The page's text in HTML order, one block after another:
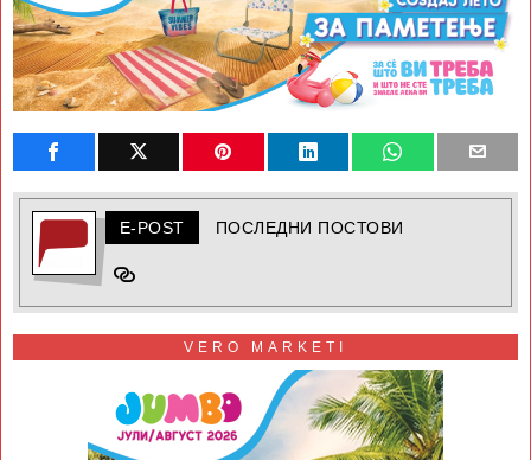
E-POST ПОСЛЕДНИ ПОСТОВИ
VERO MARKETI